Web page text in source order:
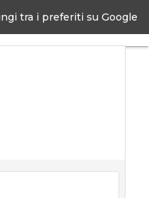
tra i preferiti su Google